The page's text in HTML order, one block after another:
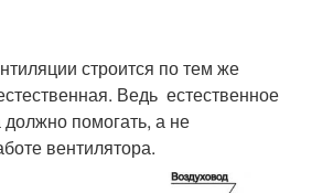
строится по тем же
Ведь естественное
помогать, а не
вентилятора.